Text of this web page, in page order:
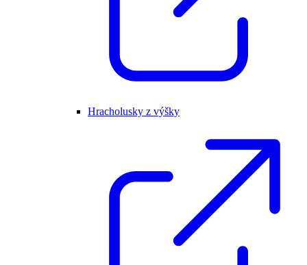
Hracholusky z výšky